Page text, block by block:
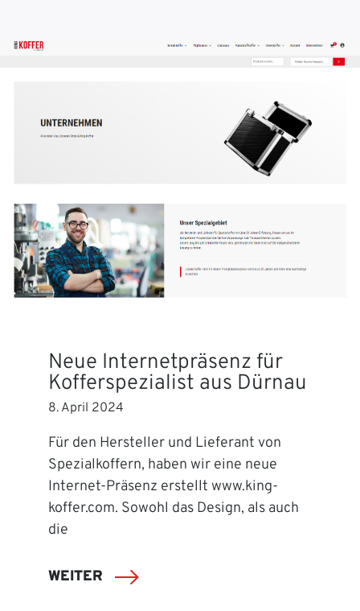
Neue Internetpräsenz für
Kofferspezialist aus Dürnau
8. April 2024
Für den Hersteller und Lieferant von
Spezialkoffern, haben wir eine neue
Internet-Präsenz erstellt www.king-
koffer.com. Sowohl das Design, als auch
die
WEITER
SEITE
SEITESEITESEITESEITE